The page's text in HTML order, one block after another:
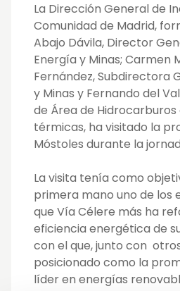
La Dirección General de
Comunidad de Madrid,
Abajo Dávila, Director
Energía y Minas; Carmen
Fernández, Subdirectora
y Minas y Fernando del
de Área de
térmicas, ha visitado la
Móstoles durante la
La visita tenía como
primera mano uno de los
que Vía Célere más ha
eficiencia energética de
con el que, junto con
posicionado como la
líder en energías